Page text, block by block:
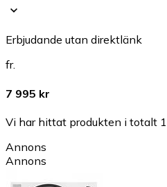
Erbjudande utan direktlänk
fr.
7 995 kr
Vi har hittat produkten i totalt
Annons
Annons